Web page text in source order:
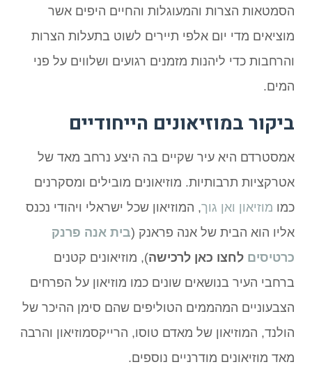
הסמטאות הצרות והמעוגלות והחיים היפים אשר
מוציאים מדי יום אלפי תיירים לשוט בתעלות הצרות
והרחבות כדי ליהנות מזמנים רגועים ושלווים על פני
המים.
ביקור במוזיאונים הייחודיים
אמסטרדם היא עיר שקיים בה היצע נרחב מאד של
אטרקציות תרבותיות. מוזיאונים מובילים ומסקרנים
כמו מוזיאון ואן גוך, המוזיאון שכל ישראלי ויהודי נכנס
אליו הוא הבית של אנה פראנק (בית אנה פרנק
כרטיסים לחצו כאן לרכישה), מוזיאונים קטנים
ברחבי העיר בנושאים שונים כמו מוזיאון על הפרחים
הצבעוניים המהממים הטוליפים שהם סימן ההיכר של
הולנד, המוזיאון של מאדם טוסו, הרייקסמוזיאון והרבה
מאד מוזיאונים מודרניים נוספים.